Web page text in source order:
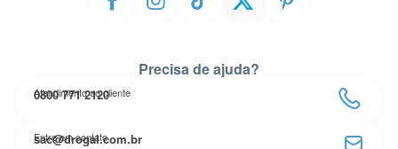
Precisa de ajuda?
Atendimento ao cliente
0800 771 2120
Entre em contato
sac@drogal.com.br